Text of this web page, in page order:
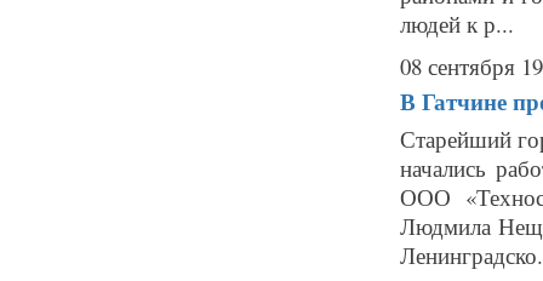
людей к р...
08 сентября
В Гатчине
Старейший
начались
ООО
Людмила